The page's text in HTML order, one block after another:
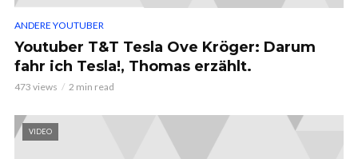
ANDERE YOUTUBER
Youtuber T&T Tesla Ove Kröger: Darum
fahr ich Tesla!, Thomas erzählt.
473 views 2 min read
VIDEO